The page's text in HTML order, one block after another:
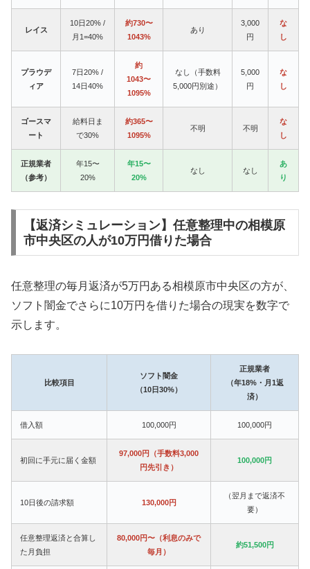
レイス
10日20% /
月1=40%
約730〜
1043%
あり
3,000
円
な
し
プラウデ
ィア
7日20% /
14日40%
約
1043〜
1095%
なし（手数料
5,000円別途）
5,000
円
な
し
ゴースマ
ート
給料日ま
で30%
約365〜
1095%
不明 不明
な
し
正規業者
（参考）
年15〜
20%
年15〜
20%
なし なし
あ
り
【返済シミュレーション】任意整理中の相模原
市中央区の人が10万円借りた場合
任意整理の毎月返済が5万円ある相模原市中央区の方が、
ソフト闇金でさらに10万円を借りた場合の現実を数字で
示します。
比較項目
ソフト闇金
（10日30%）
正規業者
（年18%・月1返
済）
借入額 100,000円 100,000円
初回に手元に届く金額
97,000円（手数料3,000
円先引き）
100,000円
10日後の請求額 130,000円
（翌月まで返済不
要）
任意整理返済と合算し
た月負担
80,000円〜（利息のみで
毎月）
約51,500円